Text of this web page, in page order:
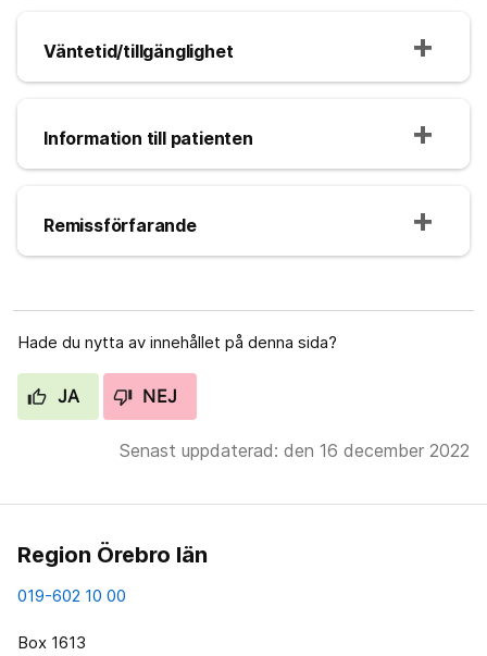
Väntetid/tillgänglighet
Information till patienten
Remissförfarande
Hade du nytta av innehållet på denna sida?
JA NEJ
Senast uppdaterad: den 16 december 2022
Region Örebro län
019-602 10 00
Box 1613